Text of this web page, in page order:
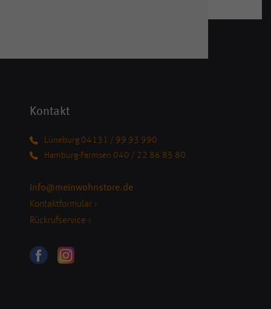
Kontakt
Lüneburg 04131 / 99 93 990
Hamburg-Farmsen 040 / 22 86 85 80
info@meinwohnstore.de
Kontaktformular ›
Rückrufservice ›